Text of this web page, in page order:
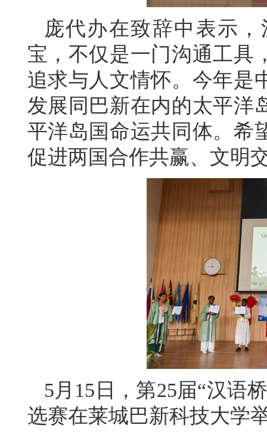
庞代办在致辞中表示
宝，不仅是一门沟通工具
追求与人文情怀。今年是
发展同巴新在内的太平
平洋岛国命运共同体。希
促进两国合作共赢、文明
5月15日，第25届“汉语
选赛在莱城巴新科技大学